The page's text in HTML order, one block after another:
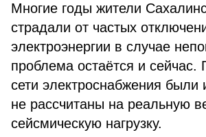
Многие годы жители
страдали от частых
электроэнергии в случае
проблема остаётся и сейчас.
сети электроснабжения
не рассчитаны на реальную
сейсмическую нагрузку.